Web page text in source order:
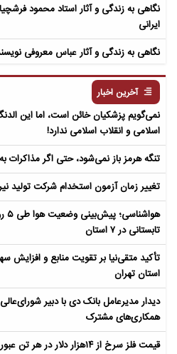
نگاهی به زندگی و آثار استاد محمود
ایرانی
نگاهی به زندگی و آثار عباس معروفی
آخرین اخبار
نمی‌گویم پزشکیان خائن است، اما این
اسلامی و انقلاب اسلامی ندارد!
تنگه هرمز باز نمی‌شود، حتی اگر مذاکرات
تغییر زمان آزمون استخدام شرکت تولید
تابستانی در ۷ استان
تأکید متقی‌نیا بر تقویت منابع و افزایش
استان تهران
دیدار مدیرعامل بانک دی با دبیر
همکاری‌های مشترک
قیمت فلز سرخ از ۱۴هزار دلار در هر تن عبور کرد